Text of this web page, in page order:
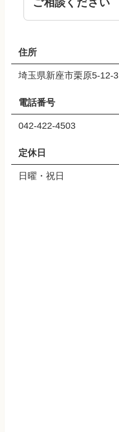
ご相談ください
住所
埼玉県新座市栗原5-12-3
電話番号
042-422-4503
定休日
日曜・祝日